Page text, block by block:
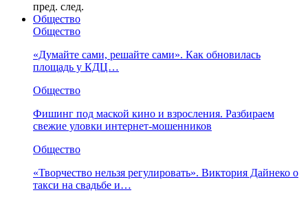
пред. след.
Общество
Общество
«Думайте сами, решайте сами». Как обновилась
площадь у КДЦ…
Общество
Фишинг под маской кино и взросления. Разбираем
свежие уловки интернет-мошенников
Общество
«Творчество нельзя регулировать». Виктория Дайнеко о
такси на свадьбе и…